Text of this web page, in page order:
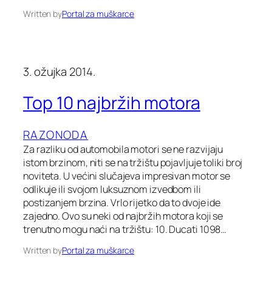
Written byPortal za muškarce
3. ožujka 2014.
Top 10 najbržih motora
RAZONODA
Za razliku od automobila motori se ne razvijaju
istom brzinom, niti se na tržištu pojavljuje toliki broj
noviteta. U većini slučajeva impresivan motor se
odlikuje ili svojom luksuznom izvedbom ili
postizanjem brzina. Vrlo rijetko da to dvoje ide
zajedno. Ovo su neki od najbržih motora koji se
trenutno mogu naći na tržištu: 10. Ducati 1098…
Written byPortal za muškarce